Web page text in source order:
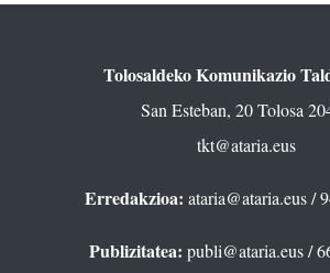
Tolosaldeko Komunikazio
San Esteban, 20 Tolosa
tkt@ataria.eus
Erredakzioa: ataria@ataria.eus/
Publizitatea: publi@ataria.eus/